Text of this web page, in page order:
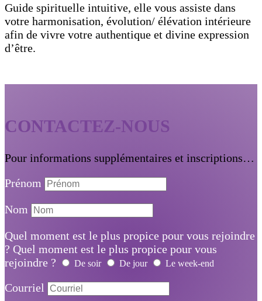
Guide spirituelle intuitive, elle vous assiste dans
votre harmonisation, évolution/ élévation intérieure
afin de vivre votre authentique et divine expression
d’être.
CONTACTEZ-NOUS
Pour informations supplémentaires et inscriptions…
Prénom
Nom
Quel moment est le plus propice pour vous rejoindre
? Quel moment est le plus propice pour vous
rejoindre ?
De soir De jour Le week-end
Courriel